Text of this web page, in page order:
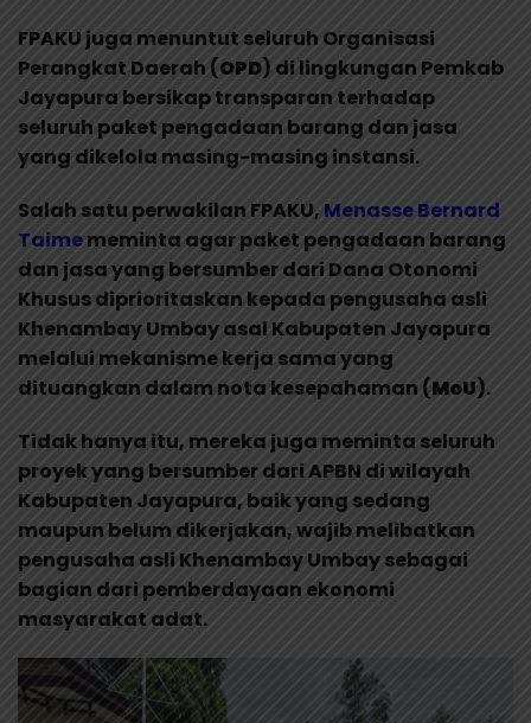
FPAKU juga menuntut seluruh Organisasi
Perangkat Daerah (OPD) di lingkungan Pemkab
Jayapura bersikap transparan terhadap
seluruh paket pengadaan barang dan jasa
yang dikelola masing-masing instansi.
Salah satu perwakilan FPAKU, Menasse Bernard
Taimememinta agar paket pengadaan barang
dan jasa yang bersumber dari Dana Otonomi
Khusus diprioritaskan kepada pengusaha asli
Khenambay Umbay asal Kabupaten Jayapura
melalui mekanisme kerja sama yang
dituangkan dalam nota kesepahaman (MoU).
Tidak hanya itu, mereka juga meminta seluruh
proyek yang bersumber dari APBN di wilayah
Kabupaten Jayapura, baik yang sedang
maupun belum dikerjakan, wajib melibatkan
pengusaha asli Khenambay Umbay sebagai
bagian dari pemberdayaan ekonomi
masyarakat adat.